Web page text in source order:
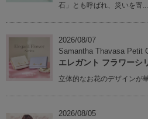
石」とも呼ばれ、災いを寄...
2026/08/07
Samantha Thavasa Petit
エレガント フラワーシ
立体的なお花のデザインが
2026/08/05